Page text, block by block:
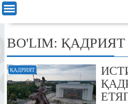
BO'LIM: ҚАДРИЯТ
ҚАДРИЯТ